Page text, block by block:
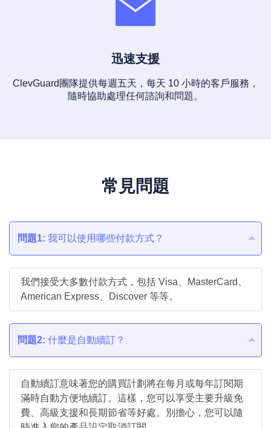
迅速支援
ClevGuard團隊提供每週五天，每天 10 小時的客戶服務，
隨時協助處理任何諮詢和問題。
常見問題
問題1: 我可以使用哪些付款方式？
我們接受大多數付款方式，包括 Visa、MasterCard、
American Express、Discover 等等。
問題2: 什麼是自動續訂？
自動續訂意味著您的購買計劃將在每月或每年訂閱期
滿時自動方便地續訂。這樣，您可以享受主要升級免
費、高級支援和長期節省等好處。別擔心，您可以隨